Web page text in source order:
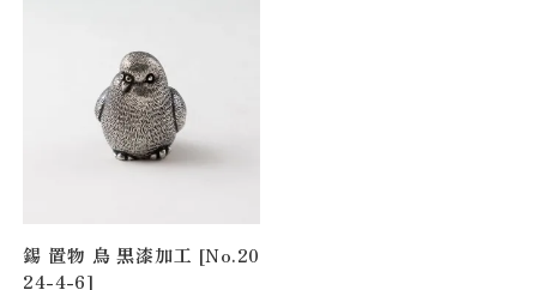
錫 置物 鳥 黒漆加工 [No.20
24-4-6]